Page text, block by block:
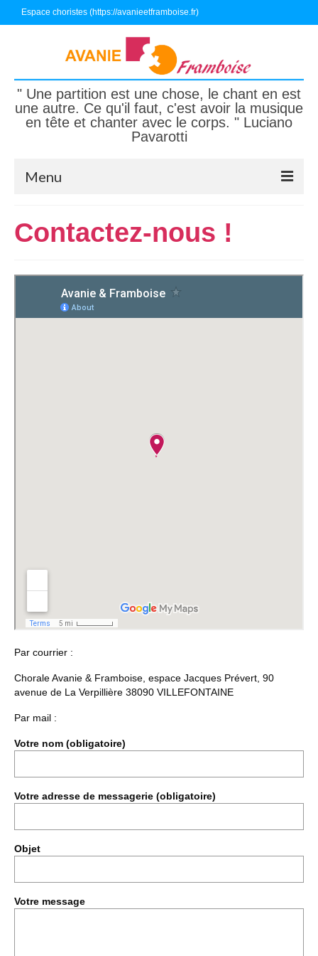
Espace choristes (https://avanieetframboise.fr)
" Une partition est une chose, le chant en est
une autre. Ce qu'il faut, c'est avoir la musique
en tête et chanter avec le corps. " Luciano
Pavarotti
Menu
Nous connaître
Nous écouter, nous suivre
Nous rejoindre
Contactez-nous !
Par courrier :
Chorale Avanie & Framboise, espace Jacques Prévert, 90
avenue de La Verpillière 38090 VILLEFONTAINE
Par mail :
Votre nom (obligatoire)
Votre adresse de messagerie (obligatoire)
Objet
Votre message